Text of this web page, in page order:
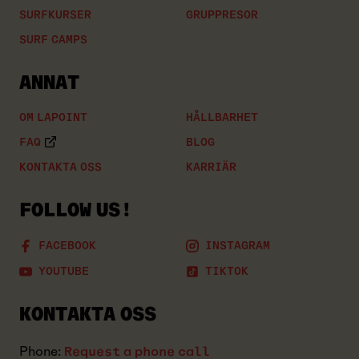
SURFKURSER GRUPPRESOR
SURF CAMPS
ANNAT
OM LAPOINT HÅLLBARHET
FAQ BLOG
KONTAKTA OSS KARRIÄR
FOLLOW US!
FACEBOOK INSTAGRAM
YOUTUBE TIKTOK
KONTAKTA OSS
Phone: Request a phone call